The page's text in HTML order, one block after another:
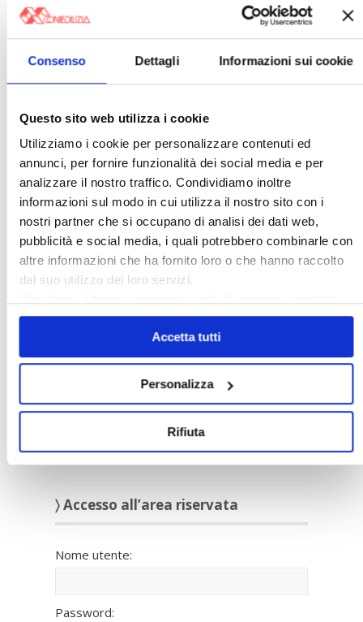
Consenso Dettagli Informazioni sui cookie
Questo sito web utilizza i cookie
Utilizziamo i cookie per personalizzare contenuti ed
annunci, per fornire funzionalità dei social media e per
analizzare il nostro traffico. Condividiamo inoltre
informazioni sul modo in cui utilizza il nostro sito con i
nostri partner che si occupano di analisi dei dati web,
pubblicità e social media, i quali potrebbero combinarle con
altre informazioni che ha fornito loro o che hanno raccolto
dal suo utilizzo dei loro servizi.
solo i cookie necessari.
Accetta tutti
Personalizza
Rifiuta
〉 5 ragioni per aderire a Confedilizia
〉 Sedi Territoriali
〉 Accesso all’area riservata
Nome utente:
Password: